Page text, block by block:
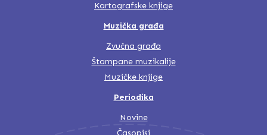
Kartografske knjige
Muzička građa
Zvučna građa
Štampane muzikalije
Muzičke knjige
Periodika
Novine
Časopisi